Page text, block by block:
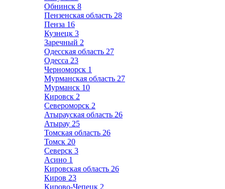
Обнинск 8
Пензенская область 28
Пенза 16
Кузнецк 3
Заречный 2
Одесская область 27
Одесса 23
Черноморск 1
Мурманская область 27
Мурманск 10
Кировск 2
Североморск 2
Атырауская область 26
Атырау 25
Томская область 26
Томск 20
Северск 3
Асино 1
Кировская область 26
Киров 23
Кирово-Чепецк 2